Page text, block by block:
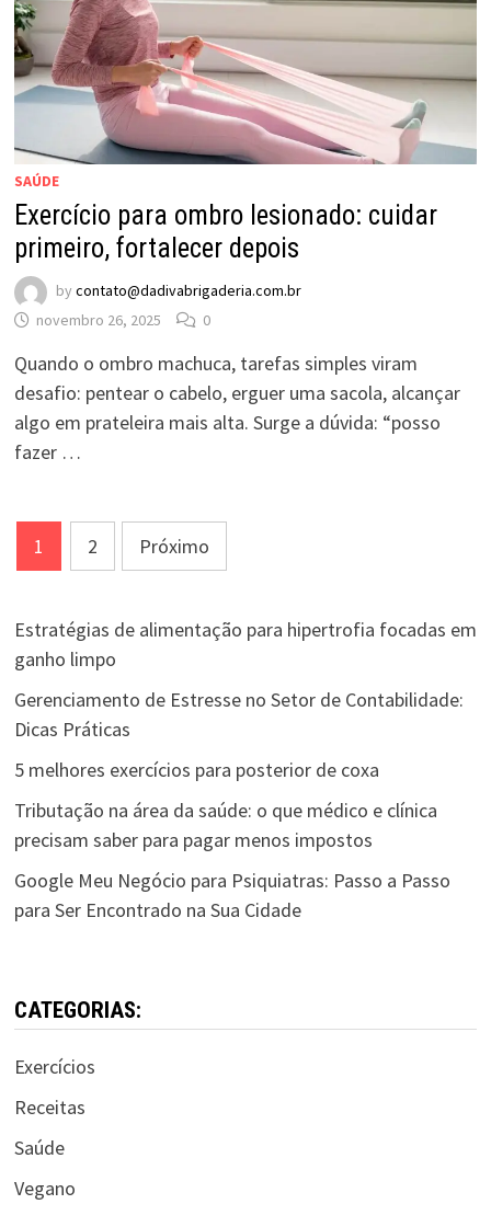
SAÚDE
Exercício para ombro lesionado: cuidar
primeiro, fortalecer depois
by contato@dadivabrigaderia.com.br
novembro 26, 2025
0
Quando o ombro machuca, tarefas simples viram
desafio: pentear o cabelo, erguer uma sacola, alcançar
algo em prateleira mais alta. Surge a dúvida: “posso
fazer …
Paginação
de
posts
1 2 Próximo
Estratégias de alimentação para hipertrofia focadas em
ganho limpo
Gerenciamento de Estresse no Setor de Contabilidade:
Dicas Práticas
5 melhores exercícios para posterior de coxa
Tributação na área da saúde: o que médico e clínica
precisam saber para pagar menos impostos
Google Meu Negócio para Psiquiatras: Passo a Passo
para Ser Encontrado na Sua Cidade
CATEGORIAS:
Exercícios
Receitas
Saúde
Vegano